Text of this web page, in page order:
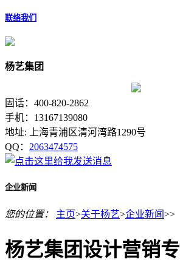
联络我们
杨艺集团
固话：400-820-2862
手机：13167139080
地址: 上海青浦区清河湾路1290号
QQ： 2063474575
企业新闻
您的位置： 主页>关于杨艺>企业新闻>>
杨艺集团设计营销专